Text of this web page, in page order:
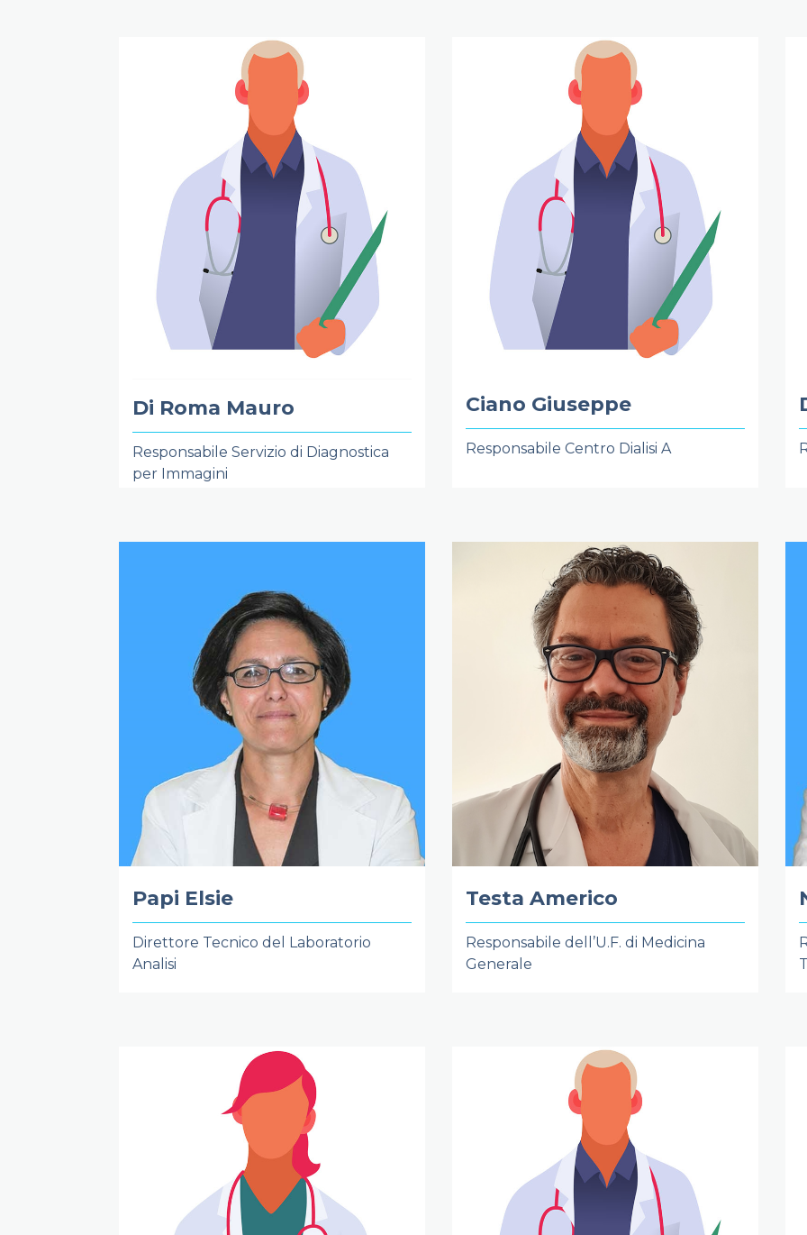
Di Roma Mauro
Responsabile Servizio di Diagnostica
per Immagini
Ciano Giuseppe
Responsabile Centro Dialisi A
Papi Elsie
Direttore Tecnico del Laboratorio
Analisi
Testa Americo
Responsabile dell’U.F. di Medicina
Generale